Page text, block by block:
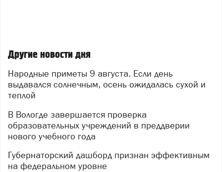
Другие новости дня
Народные приметы 9 августа. Если день
выдавался солнечным, осень ожидалась сухой и
теплой
В Вологде завершается проверка
образовательных учреждений в преддверии
нового учебного года
Губернаторский дашборд признан эффективным
на федеральном уровне